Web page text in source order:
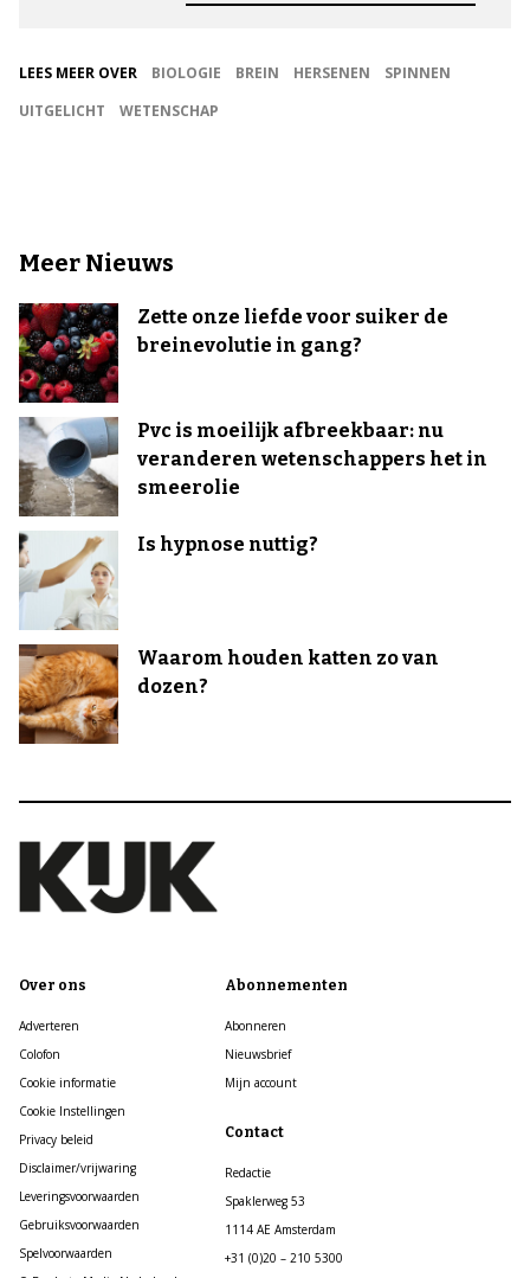
LEES MEER OVER BIOLOGIE BREIN HERSENEN
SPINNEN
UITGELICHT
WETENSCHAP
Meer Nieuws
Zette onze liefde voor suiker de
breinevolutie in gang?
Pvc is moeilijk afbreekbaar: nu
veranderen wetenschappers het in
smeerolie
Is hypnose nuttig?
Waarom houden katten zo van
dozen?
Over ons
Adverteren
Colofon
Cookie informatie
Cookie Instellingen
Privacy beleid
Disclaimer/vrijwaring
Leveringsvoorwaarden
Gebruiksvoorwaarden
Spelvoorwaarden
Abonnementen
Abonneren
Nieuwsbrief
Mijn account
Contact
Redactie
Spaklerweg 53
1114 AE Amsterdam
+31 (0)20 – 210 5300